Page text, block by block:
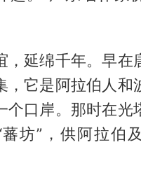
，延绵千年。早在
，它是阿拉伯人和
个口岸。那时在光
蕃坊”，供阿拉伯